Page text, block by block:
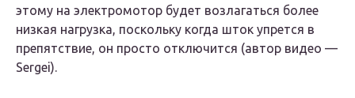
этому на электромотор будет возлагаться более
низкая нагрузка, поскольку когда шток упрется в
препятствие, он просто отключится (автор видео —
Sergei).